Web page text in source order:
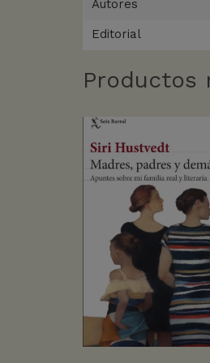
Autores
Editorial
Productos